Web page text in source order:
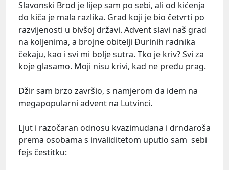
Slavonski Brod je lijep sam po sebi, ali od kićenja
do kiča je mala razlika. Grad koji je bio četvrti po
razvijenosti u bivšoj državi. Advent slavi naš grad
na koljenima, a brojne obitelji Đurinih radnika
čekaju, kao i svi mi bolje sutra. Tko je kriv? Svi za
koje glasamo. Moji nisu krivi, kad ne pređu prag.
Džir sam brzo završio, s namjerom da idem na
megapopularni advent na Lutvinci.
Ljut i razočaran odnosu kvazimudana i drndaroša
prema osobama s invaliditetom uputio sam sebi
fejs čestitku: